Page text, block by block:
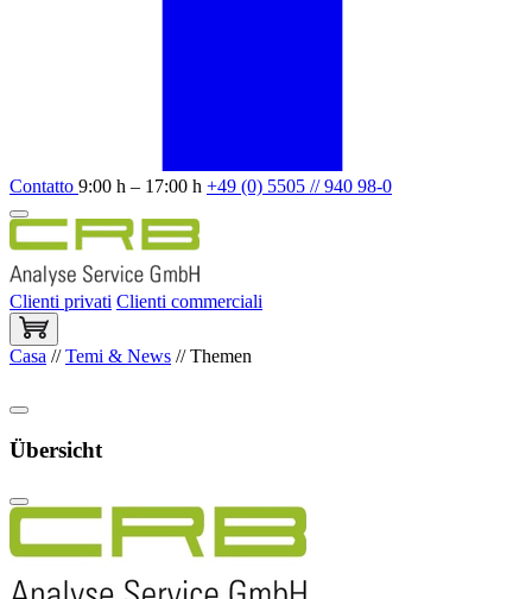
Contatto 9:00 h – 17:00 h +49 (0) 5505 // 940 98-0
Clienti privati Clienti commerciali
Casa //Temi & News //Themen
Übersicht